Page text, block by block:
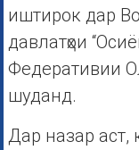
иштирок дар
давлатҳои
Федеративии
шуданд.
Дар назар